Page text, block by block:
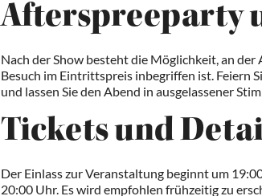
Afterspreeparty
Nach der Show besteht die Möglichkeit, an
Besuch im Eintrittspreis inbegriffen ist. Feiern
und lassen Sie den Abend in ausgelassener
Tickets und
Der Einlass zur Veranstaltung beginnt um
20:00 Uhr. Es wird empfohlen frühzeitig zu